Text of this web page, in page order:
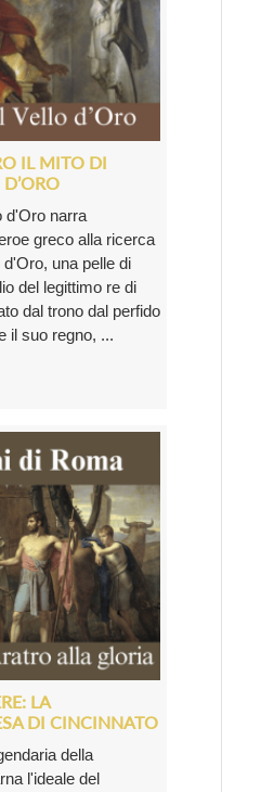
IL MITO DI
d'Oro narra
greco alla ricerca
una pelle di
del legittimo re di
dal trono dal perfido
il suo regno, ...
LA
DI CINCINNATO
della
l'ideale del